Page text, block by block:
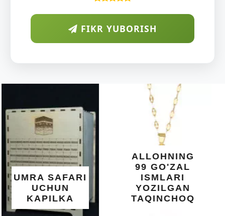
FIKR YUBORISH
ALLOHNING
99 GO'ZAL
ISMLARI
YOZILGAN
TAQINCHOQ
DIYORIDA
O'SUVCHI
KUNDUR
DARAXTINING
SHIFOBAXSH
YELIMI: AQL,
XOTIRA VA
UMUMIY
SALOMATLIK
UCHUN
BEBAHO
NE'MAT